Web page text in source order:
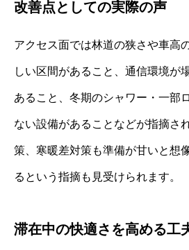
改善点としての実際の声
アクセス面では林道の狭さや車高
しい区間があること、通信環境が
あること、冬期のシャワー・一部
ない設備があることなどが指摘さ
策、寒暖差対策も準備が甘いと想
るという指摘も見受けられます。
滞在中の快適さを高める工